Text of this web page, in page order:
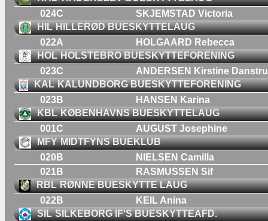
024C
SKJEMSTAD Victoria
HIL HILLERØD BUESKYTTELAUG
022A
HOLGAARD Rebecca
HOL HOLSTEBRO BUESKYTTEFORENING
023C
ANDERSEN Kirstine
KAL KALUNDBORG BUESKYTTEFORENING
023B
HANSEN Karina
KBL KØBENHAVNS BUESKYTTELAUG
001C
AUGUST Josephine
MFY MIDTFYNS BUEKLUB
020B
NIELSEN Camilla
021B
RASMUSSEN Sif
RBL RØNNE BUESKYTTE LAUG
022B
KEIL Anina
SIL SILKEBORG IF'S BUESKYTTEAFD.